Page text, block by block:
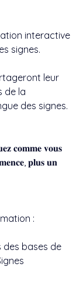
interactive
signes.
leur
de la
des signes.
𝐜𝐨𝐦𝐦𝐞 𝐯𝐨𝐮𝐬
𝐩𝐥𝐮𝐬 𝐮𝐧
:
des bases de